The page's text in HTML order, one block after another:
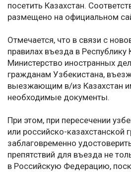
посетить Казахстан.
размещено на официальном
Отмечается, что в связи с
правилах въезда в Республику
Министерство иностранных
гражданам Узбекистана,
выезжающим в/из Казахстан
необходимые документы.
При этом, при пересечении
или российско-казахстанской
заблаговременно
препятствий для въезда не
в Российскую Федерацию,